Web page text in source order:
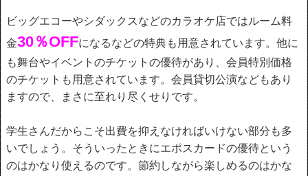
ビッグエコーやシダックスなどのカラオケ店ではルーム料
金30％OFFになるなどの特典も用意されています。他に
も舞台やイベントのチケットの優待があり、会員特別価格
のチケットも用意されています。会員貸切公演などもあり
ますので、まさに至れり尽くせりです。
学生さんだからこそ出費を抑えなければいけない部分も多
いでしょう。そういったときにエポスカードの優待という
のはかなり使えるのです。節約しながら楽しめるのはかな